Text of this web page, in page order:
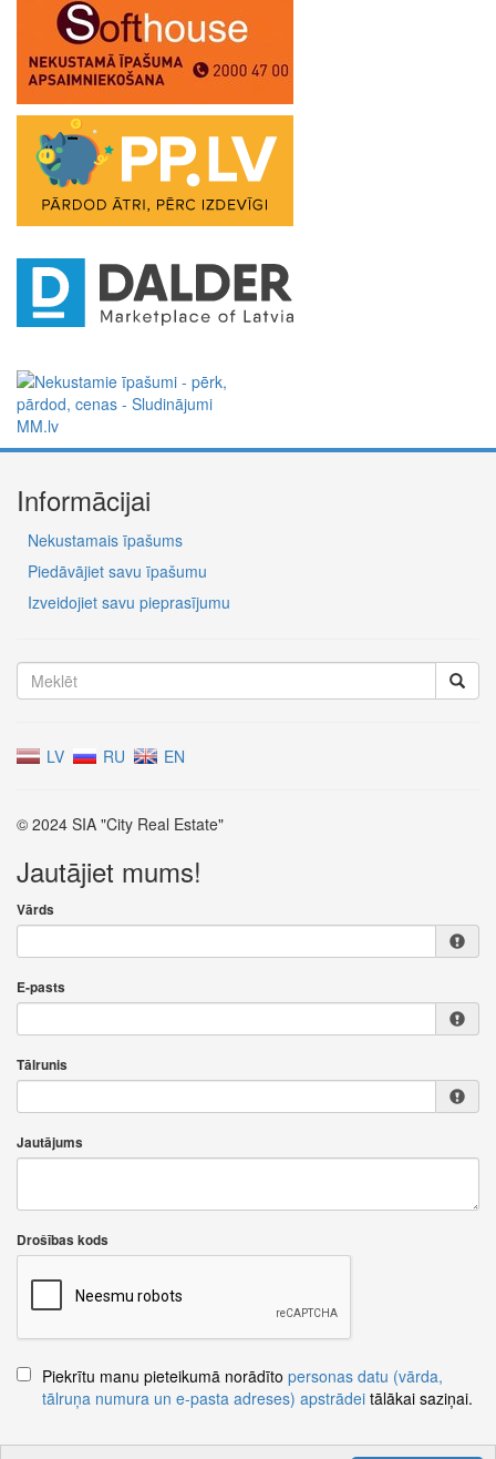
Informācijai
Nekustamais īpašums
Piedāvājiet savu īpašumu
Izveidojiet savu pieprasījumu
LV RU EN
© 2024 SIA "City Real Estate"
Jautājiet mums!
Vārds
E-pasts
Tālrunis
Jautājums
Drošības kods
Piekrītu manu pieteikumā norādīto personas datu (vārda,
tālruņa numura un e-pasta adreses) apstrādei tālākai saziņai.